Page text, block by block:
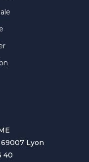
69007 Lyon
40